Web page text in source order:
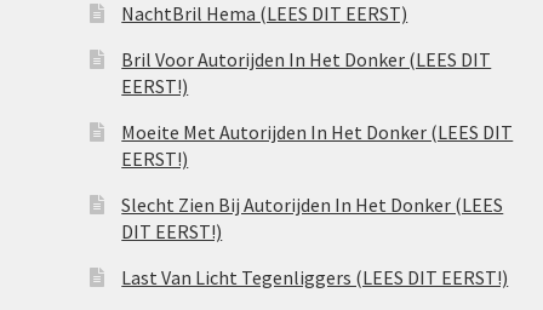
NachtBril Hema (LEES DIT EERST)
Bril Voor Autorijden In Het Donker (LEES DIT
EERST!)
Moeite Met Autorijden In Het Donker (LEES DIT
EERST!)
Slecht Zien Bij Autorijden In Het Donker (LEES
DIT EERST!)
Last Van Licht Tegenliggers (LEES DIT EERST!)